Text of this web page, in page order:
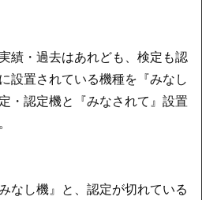
績・過去はあれども、検定も認
設置されている機種を『みなし
・認定機と『みなされて』設置
なし機』と、認定が切れている